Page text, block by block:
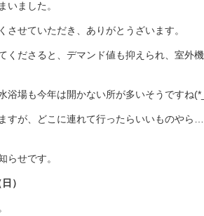
いました。
させていただき、ありがとうざいます。
くださると、デマンド値も抑えられ、室外
浴場も今年は開かない所が多いそうですね
すが、どこに連れて行ったらいいものやら
らせです。
）